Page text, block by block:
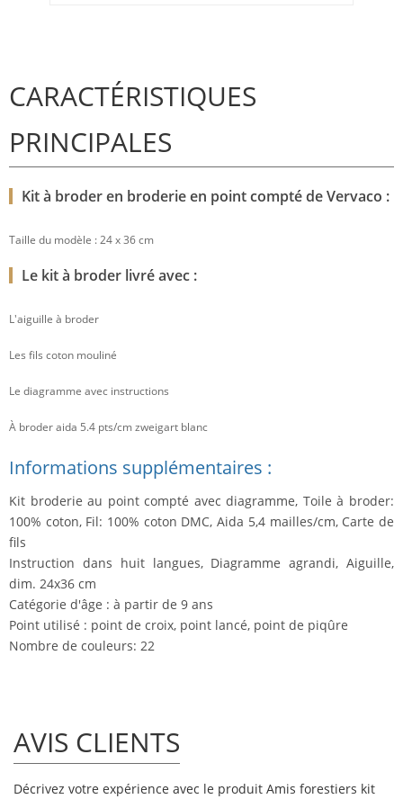
CARACTÉRISTIQUES
PRINCIPALES
Kit à broder en broderie en point compté de Vervaco :
Taille du modèle : 24 x 36 cm
Le kit à broder livré avec :
L'aiguille à broder
Les fils coton mouliné
Le diagramme avec instructions
À broder aida 5.4 pts/cm zweigart blanc
Informations supplémentaires :
Kit broderie au point compté avec diagramme, Toile à broder:
100% coton, Fil: 100% coton DMC, Aida 5,4 mailles/cm, Carte de
fils
Instruction dans huit langues, Diagramme agrandi, Aiguille,
dim. 24x36 cm
Catégorie d'âge : à partir de 9 ans
Point utilisé : point de croix, point lancé, point de piqûre
Nombre de couleurs: 22
AVIS CLIENTS
Décrivez votre expérience avec le produit Amis forestiers kit